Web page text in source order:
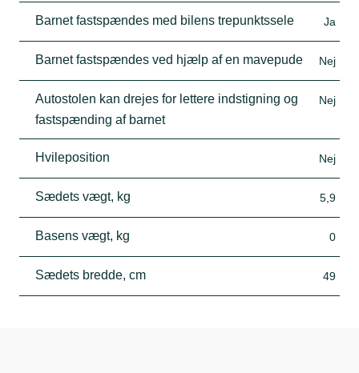
Barnet fastspændes med bilens trepunktssele Ja
Barnet fastspændes ved hjælp af en mavepude Nej
Autostolen kan drejes for lettere indstigning og
fastspænding af barnet
Nej
Hvileposition Nej
Sædets vægt, kg 5,9
Basens vægt, kg 0
Sædets bredde, cm 49